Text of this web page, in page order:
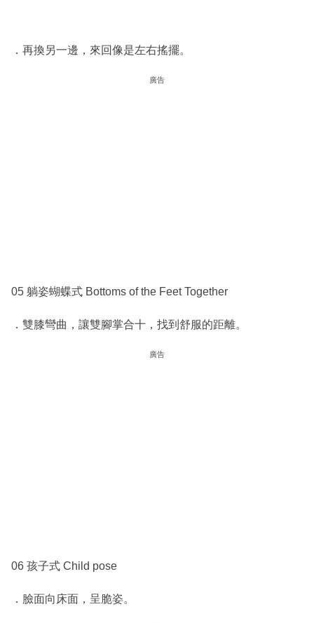
．再換另一邊，來回像是左右搖擺。
廣告
05 躺姿蝴蝶式 Bottoms of the Feet Together
．雙膝彎曲，讓雙腳掌合十，找到舒服的距離。
廣告
06 孩子式 Child pose
．臉面向床面，呈脆姿。